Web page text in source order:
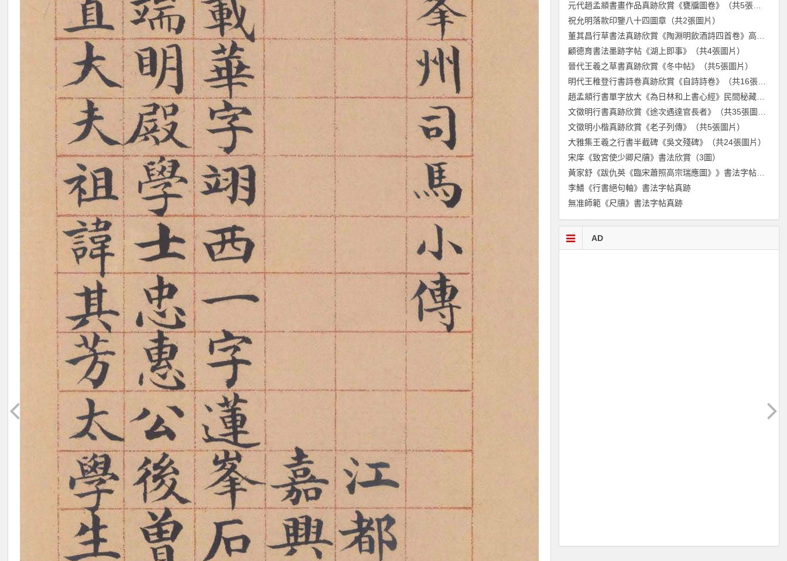
元代趙孟頫書畫作品真跡欣賞《甕牖圖卷》（共5張圖片）
祝允明落款印鑒八十四圖章（共2張圖片）
顧德育書法墨跡字帖《湖上即事》（共4張圖片）
晉代王羲之草書真跡欣賞《冬中帖》（共5張圖片）
明代王稚登行書詩卷真跡欣賞《自詩詩卷》（共16張圖片）
趙孟頫行書單字放大《為日林和上書心經》民間秘藏本（共106張圖片）
文徵明小楷真跡欣賞《老子列傳》（共5張圖片）
大雅集王羲之行書半截碑《吳文殘碑》（共24張圖片）
宋庠《致宮使少卿尺牘》書法欣賞（3圖）
黃家舒《跋仇英《臨宋蕭照高宗瑞應圖》》書法字帖真跡
李鱔《行書絕句軸》書法字帖真跡
無准師範《尺牘》書法字帖真跡
AD